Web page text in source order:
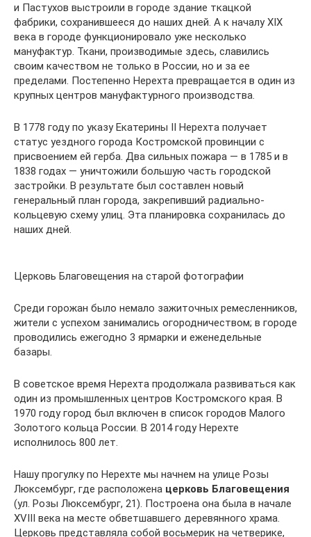
и Пастухов выстроили в городе здание ткацкой
фабрики, сохранившееся до наших дней. А к началу XIX
века в городе функционировало уже несколько
мануфактур. Ткани, производимые здесь, славились
своим качеством не только в России, но и за ее
пределами. Постепенно Нерехта превращается в один из
крупных центров мануфактурного производства.
В 1778 году по указу Екатерины II Нерехта получает
статус уездного города Костромской провинции с
присвоением ей герба. Два сильных пожара — в 1785 и в
1838 годах — уничтожили большую часть городской
застройки. В результате был составлен новый
генеральный план города, закрепивший радиально-
кольцевую схему улиц. Эта планировка сохранилась до
наших дней.
Церковь Благовещения на старой фотографии
Среди горожан было немало зажиточных ремесленников,
жители с успехом занимались огородничеством; в городе
проводились ежегодно 3 ярмарки и еженедельные
базары.
В советское время Нерехта продолжала развиваться как
один из промышленных центров Костромского края. В
1970 году город был включен в список городов Малого
Золотого кольца России. В 2014 году Нерехте
исполнилось 800 лет.
Нашу прогулку по Нерехте мы начнем на улице Розы
Люксембург, где расположена церковь Благовещения
(ул. Розы Люксембург, 21). Построена она была в начале
XVIII века на месте обветшавшего деревянного храма.
Церковь представляла собой восьмерик на четверике,